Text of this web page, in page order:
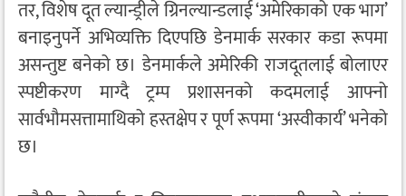
तर, विशेष दूत ल्यान्ड्रीले ग्रिनल्यान्डलाई ‘अमेरिकाको एक भाग’
बनाइनुपर्ने अभिव्यक्ति दिएपछि डेनमार्क सरकार कडा रूपमा
असन्तुष्ट बनेको छ। डेनमार्कले अमेरिकी राजदूतलाई बोलाएर
स्पष्टीकरण माग्दै ट्रम्प प्रशासनको कदमलाई आफ्नो
सार्वभौमसत्तामाथिको हस्तक्षेप र पूर्ण रूपमा ‘अस्वीकार्य’ भनेको
छ।